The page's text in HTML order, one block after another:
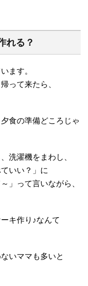
れる？
ます。
って来たら、
食の準備どころじゃ
洗濯機をまわし、
いい？」に
」って言いながら、
キ作り♪なんて
いママも多いと